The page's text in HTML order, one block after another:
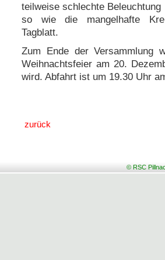
teilweise schlechte
so wie die mangelhafte
Tagblatt.
Zum Ende der Versammlung
Weihnachtsfeier am 20.
wird. Abfahrt ist um 19.30 Uhr
zurück
© RSC